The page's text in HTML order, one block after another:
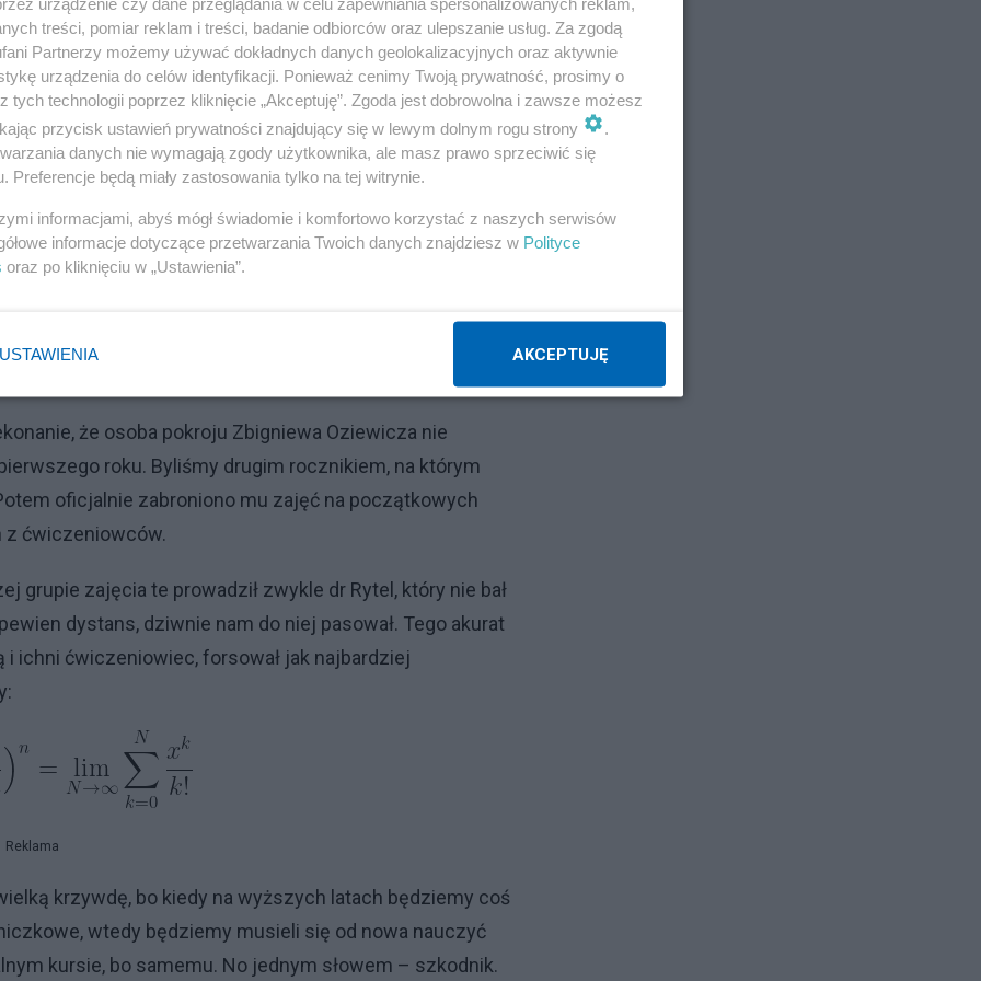
jednoznaczności rozwiązań równań
plus ich algebry Grassmanna. Kapitał wiedzy
XIV we Wrocławiu słabo im się przydał, choć trzeba
przypadkowo (kwestia alfabetycznego ułożenia składów
w tym miejscu „czwartaków”.
u niego bolała. Ale raz zdobytej nic ci już nie
rozgryzając wypisywane na wykładzie wzory. Z
jak go malują. Wsiąkałem.
że osoba pokroju Zbigniewa Oziewicza nie
roku. Byliśmy drugim rocznikiem, na którym
oficjalnie zabroniono mu zajęć na początkowych
z ćwiczeniowców.
grupie zajęcia te prowadził zwykle dr Rytel, który nie bał
dystans, dziwnie nam do niej pasował. Tego akurat
i ichni ćwiczeniowiec, forsował jak najbardziej
Reklama
krzywdę, bo kiedy na wyższych latach będziemy coś
wtedy będziemy musieli się od nowa nauczyć
kursie, bo samemu. No jednym słowem – szkodnik.
treści, pomiar reklam i treści, badanie odbiorców oraz ulepszanie usług. Za zgodą
Partnerzy możemy używać dokładnych danych geolokalizacyjnych oraz aktywnie
urządzenia do celów identyfikacji. Ponieważ cenimy Twoją prywatność, prosimy o
tych technologii poprzez kliknięcie „Akceptuję”. Zgoda jest dobrowolna i zawsze możesz
przycisk ustawień prywatności znajdujący się w lewym dolnym rogu strony
.
danych nie wymagają zgody użytkownika, ale masz prawo sprzeciwić się
Preferencje będą miały zastosowania tylko na tej witrynie.
informacjami, abyś mógł świadomie i komfortowo korzystać z naszych serwisów
informacje dotyczące przetwarzania Twoich danych znajdziesz w Polityce
oraz po kliknięciu w „Ustawienia”.
USTAWIENIA AKCEPTUJĘ